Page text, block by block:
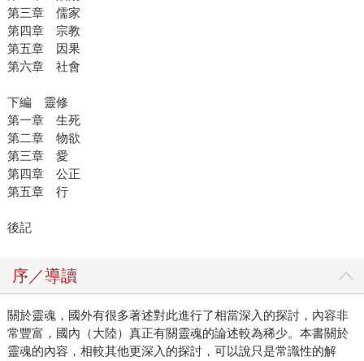
第三章 儒家
第四章 宗教
第五章 因果
第六章 社會
下編 靈修
第一章 生死
第二章 物欲
第三章 愛
第四章 公正
第五章 行
後記
序／導讀
關於靈魂，國外有很多著述對此進行了相當深入的探討，內容非
常豐富，國內（大陸）真正有關靈魂的論述較為稀少。本書關於
靈魂的內容，相較其他更深入的探討，可以說只是常識性的解